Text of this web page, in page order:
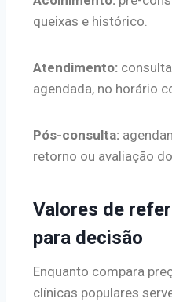
queixas e histórico.
Atendimento:
agendada, no horário
Pós-consulta:
retorno ou avaliação
Valores de
para decisão
Enquanto compara
clínicas populares